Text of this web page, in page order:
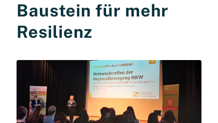
Baustein für mehr
Resilienz